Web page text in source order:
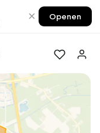
× Openen